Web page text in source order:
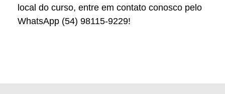
local do curso, entre em contato conosco pelo
WhatsApp (54) 98115-9229!